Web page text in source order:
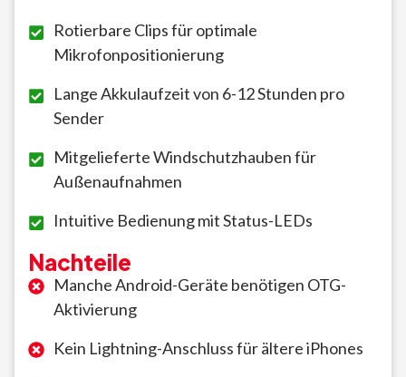
Rotierbare Clips für optimale
Mikrofonpositionierung
Lange Akkulaufzeit von 6-12 Stunden pro
Sender
Mitgelieferte Windschutzhauben für
Außenaufnahmen
Intuitive Bedienung mit Status-LEDs
Nachteile
Manche Android-Geräte benötigen OTG-
Aktivierung
Kein Lightning-Anschluss für ältere iPhones